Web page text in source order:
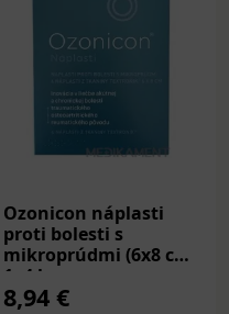
Ozonicon náplasti
proti bolesti s
mikroprúdmi (6x8 cm)
1x4 ks
8,94 €